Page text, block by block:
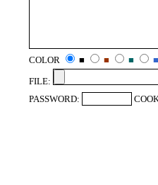
COLOR ■ ■ ■
■
FILE:
PASSWORD: